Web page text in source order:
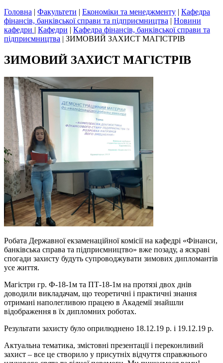
Головна | Факультети | Економіки та менеджменту | Кафедра
фінансів, банківської справи та підприємництва | Новини
кафедри | Кафедри | Кафедра фінансів, банківської справи та
підприємництва | ЗИМОВИЙ ЗАХИСТ МАГІСТРІВ
ЗИМОВИЙ ЗАХИСТ МАГІСТРІВ
Робата Державної екзаменаційної комісії на кафедрі «Фінанси,
банківська справа та підприємництво» вже позаду, а яскраві
спогади захисту будуть супроводжувати зимових дипломантів
усе життя.
Магістри гр. Ф-18-1м та ПТ-18-1м на протязі двох днів
доводили викладачам, що теоретичні і практичні знання
отримані наполегливою працею в Академії знайшли
відображення в їх дипломних роботах.
Результати захисту було оприлюднено 18.12.19 р. і 19.12.19 р.
Актуальна тематика, змістовні презентації і переконливий
захист – все це створило у присутніх відчуття справжнього